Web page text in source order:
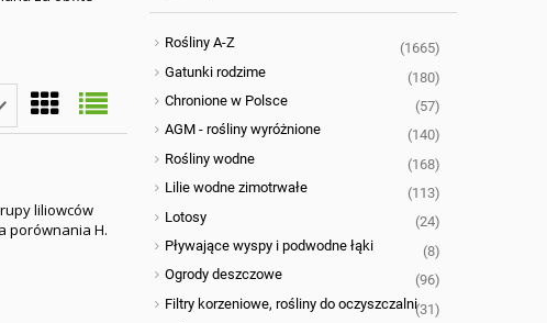
liliowców
porównania H.
Rośliny A-Z
(1665)
Gatunki rodzime
(180)
Chronione w Polsce
(57)
AGM - rośliny wyróżnione
(140)
Rośliny wodne
(168)
Lilie wodne zimotrwałe
(113)
Lotosy
(24)
Pływające wyspy i podwodne łąki
(8)
Ogrody deszczowe
(96)
Filtry korzeniowe, rośliny do oczyszczalni(31)